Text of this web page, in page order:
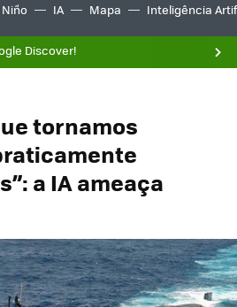
Niño IA Mapa Inteligência
Discover!
tornamos
a IA ameaça